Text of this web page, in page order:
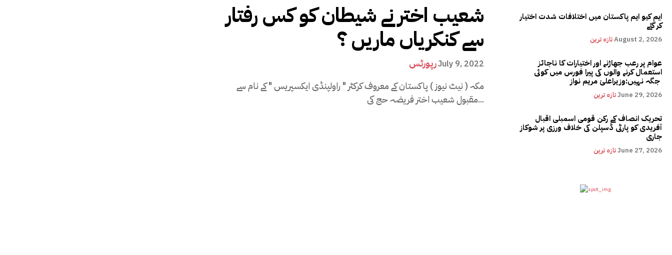
شعیب اختر نے شیطان کو کس رفتار
سے کنکریاں ماریں ؟
رپورٹسJuly 9, 2022
مکہ ( نیٹ نیوز ) پاکستان کے معروف کرکٹر " راولپنڈی ایکسپریس " کے نام سے
مقبول شعیب اختر فریضہ حج کی...
ایم کیو ایم پاکستان میں اختلافات شدت اختیار
کر گئے
تازہ ترینAugust 2, 2026
عوام پر رعب جھاڑنے اور اختیارات کا ناجائز
استعمال کرنے والوں کی پیرا فورس میں کوئی
تازہ ترینJune 29, 2026
تحریک انصاف کے رکن قومی اسمبلی اقبال
آفریدی کو پارٹی ڈسپلن کی خلاف ورزی پر شوکاز
جاری
تازہ ترینJune 27, 2026